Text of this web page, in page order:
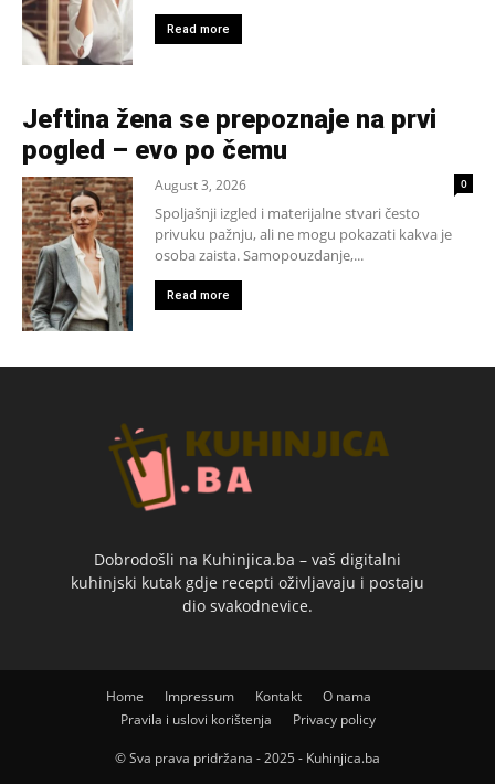
Read more
Jeftina žena se prepoznaje na prvi
pogled – evo po čemu
August 3, 2026 0
Spoljašnji izgled i materijalne stvari često
privuku pažnju, ali ne mogu pokazati kakva je
osoba zaista. Samopouzdanje,...
Read more
Dobrodošli na Kuhinjica.ba – vaš digitalni
kuhinjski kutak gdje recepti oživljavaju i postaju
dio svakodnevice.
Home Impressum Kontakt
O nama
Pravila i uslovi korištenja
Privacy policy
© Sva prava pridržana - 2025 - Kuhinjica.ba